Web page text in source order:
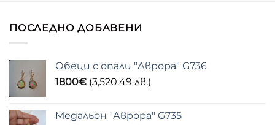
ПОСЛЕДНО ДОБАВЕНИ
Обеци с опали "Аврора" G736
1800€ (3,520.49 лв.)
Медальон "Аврора" G735